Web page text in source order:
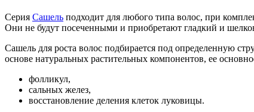
Серия Сашель подходит для любого типа волос, при
Они не будут посеченными и приобретают гладкий и
Сашель для роста волос подбирается под определенную
основе натуральных растительных компонентов, ее
фолликул,
сальных желез,
восстановление деления клеток луковицы.